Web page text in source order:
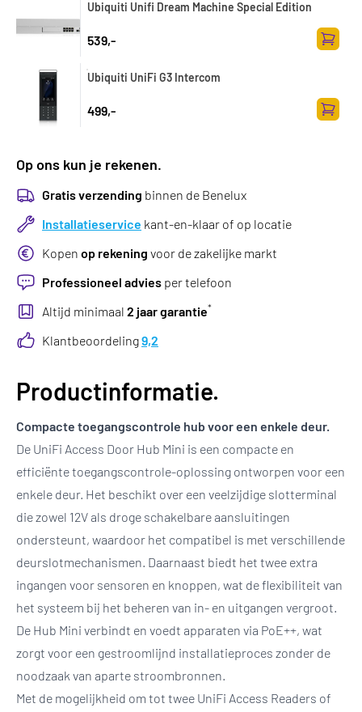
Ubiquiti Unifi Dream Machine Special Edition
539,-
Zum
Ubiquiti UniFi G3 Intercom
499,-
Zum
Op ons kun je rekenen.
Gratis verzending binnen de Benelux
Installatieservice kant-en-klaar of op locatie
Kopen op rekening voor de zakelijke markt
Professioneel advies per telefoon
Altijd minimaal 2 jaar garantie*
Klantbeoordeling9,2
Productinformatie.
Compacte toegangscontrole hub voor een enkele deur.
De UniFi Access Door Hub Mini is een compacte en
efficiënte toegangscontrole-oplossing ontworpen voor een
enkele deur. Het beschikt over een veelzijdige slotterminal
die zowel 12V als droge schakelbare aansluitingen
ondersteunt, waardoor het compatibel is met verschillende
deurslotmechanismen. Daarnaast biedt het twee extra
ingangen voor sensoren en knoppen, wat de flexibiliteit van
het systeem bij het beheren van in- en uitgangen vergroot.
De Hub Mini verbindt en voedt apparaten via PoE++, wat
zorgt voor een gestroomlijnd installatieproces zonder de
noodzaak van aparte stroombronnen.
Met de mogelijkheid om tot twee UniFi Access Readers of